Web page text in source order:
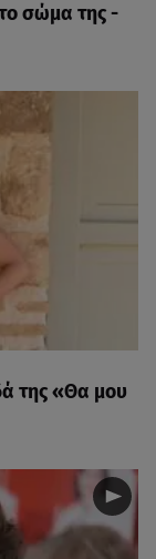
σώμα της -
της «Θα μου